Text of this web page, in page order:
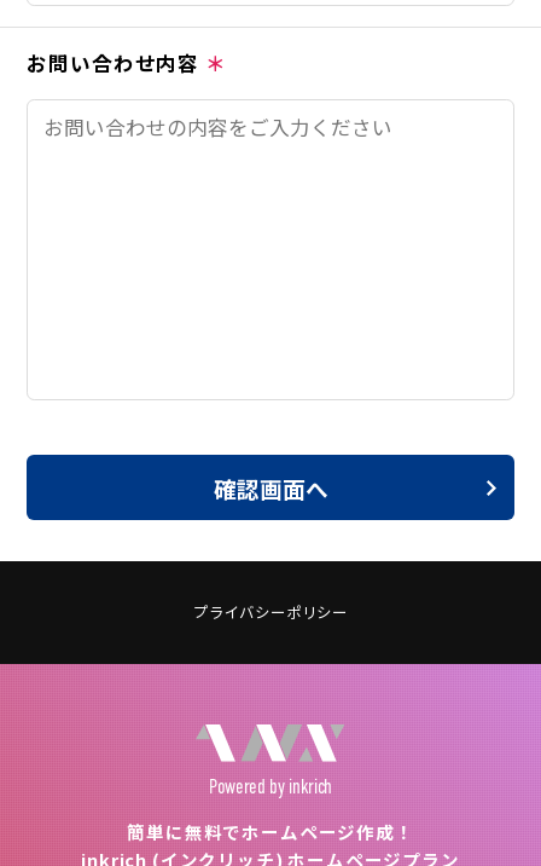
お問い合わせ内容 ＊
確認画面へ
プライバシーポリシー
Powered by inkrich
簡単に無料でホームページ作成！
inkrich (インクリッチ) ホームページプラン